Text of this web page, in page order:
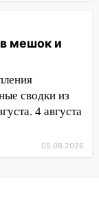
на
мешок и
сводки из
4 августа
05.08.2026